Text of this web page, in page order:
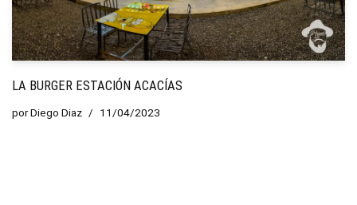
LA BURGER ESTACIÓN ACACÍAS
porDiego Diaz 11/04/2023